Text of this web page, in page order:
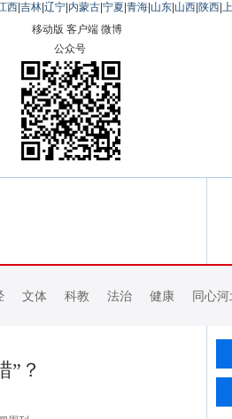
西 吉林 辽宁 内蒙古 宁夏 青海 山东 山西 陕西
移动版 客户端 微博
公众号
文体 科教 法治 健康 同心
”？